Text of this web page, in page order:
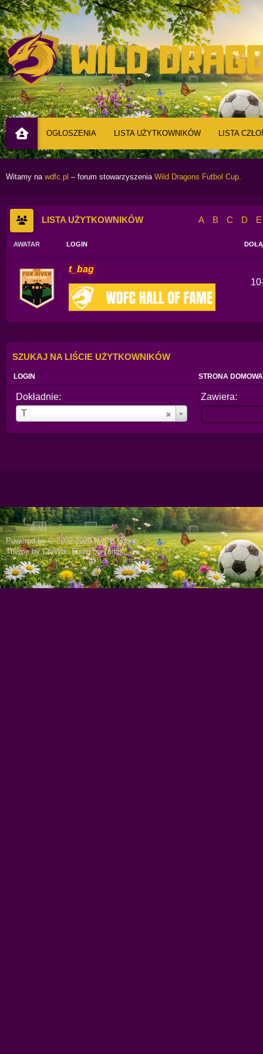
OGŁOSZENIA LISTA UŻYTKOWNIKÓW LISTA
Witamy na wdfc.pl – forum stowarzyszenia Wild Dragons Futbol Cup.
A B C D E
LISTA UŻYTKOWNIKÓW
AWATAR LOGIN
t_bag
SZUKAJ NA LIŚCIE UŻYTKOWNIKÓW
LOGIN STRONA DOMOWA
Dokładnie:
T
Login
Zawiera:
Powered by © 2002-2026MyBB Group.
Theme byCreWix. Fixed byTomik.